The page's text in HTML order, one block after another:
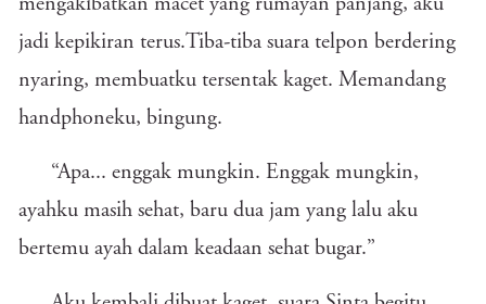
mengakibatkan macet yang rumayan panjang, aku
jadi kepikiran terus.Tiba-tiba suara telpon berdering
nyaring, membuatku tersentak kaget. Memandang
handphoneku, bingung.
“Apa... enggak mungkin. Enggak mungkin,
ayahku masih sehat, baru dua jam yang lalu aku
bertemu ayah dalam keadaan sehat bugar.”